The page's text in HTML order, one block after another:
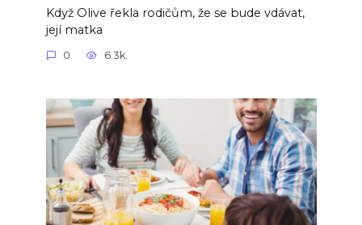
Když Olive řekla rodičům, že se bude vdávat,
její matka
0 6.3k.